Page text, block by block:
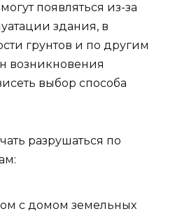
появляться из-за
здания, в
грунтов и по другим
возникновения
выбор способа
разрушаться по
с домом земельных